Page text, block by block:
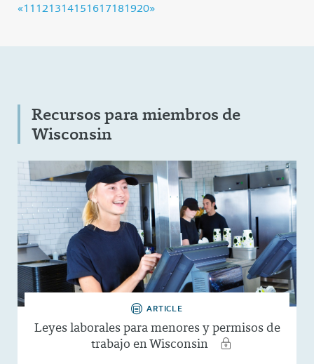
«11(current)
121314151617181920»
Recursos para miembros de
Wisconsin
ARTICLE
Leyes laborales para menores y permisos de
trabajo en Wisconsin